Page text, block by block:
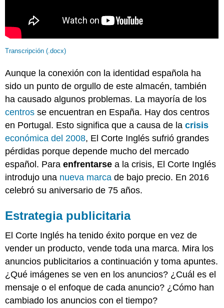
Transcripción (.docx)
Aunque la conexión con la identidad española ha
sido un punto de orgullo de este almacén, también
ha causado algunos problemas. La mayoría de los
centros se encuentran en España. Hay dos centros
en Portugal. Esto significa que a causa de lacrisis
económica del 2008, El Corte Inglés sufrió grandes
pérdidas porque depende mucho del mercado
español. Paraenfrentarse a la crisis, El Corte Inglés
introdujo una nueva marca de bajo precio. En 2016
celebró su aniversario de 75 años.
Estrategia publicitaria
El Corte Inglés ha tenido éxito porque en vez de
vender un producto, vende toda una marca. Mira los
anuncios publicitarios a continuación y toma apuntes.
¿Qué imágenes se ven en los anuncios? ¿Cuál es el
mensaje o el enfoque de cada anuncio? ¿Cómo han
cambiado los anuncios con el tiempo?